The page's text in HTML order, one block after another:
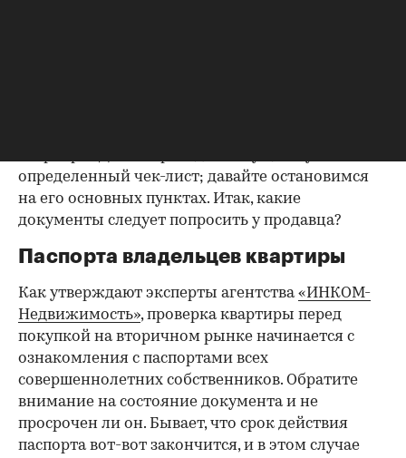
определенный чек-лист; давайте остановимся
на его основных пунктах. Итак, какие
документы следует попросить у продавца?
Паспорта владельцев квартиры
Как утверждают эксперты агентства«ИНКОМ-
Недвижимость», проверка квартиры перед
покупкой на вторичном рынке начинается с
ознакомления с паспортами всех
совершеннолетних собственников. Обратите
внимание на состояние документа и не
просрочен ли он. Бывает, что срок действия
паспорта вот-вот закончится, и в этом случае